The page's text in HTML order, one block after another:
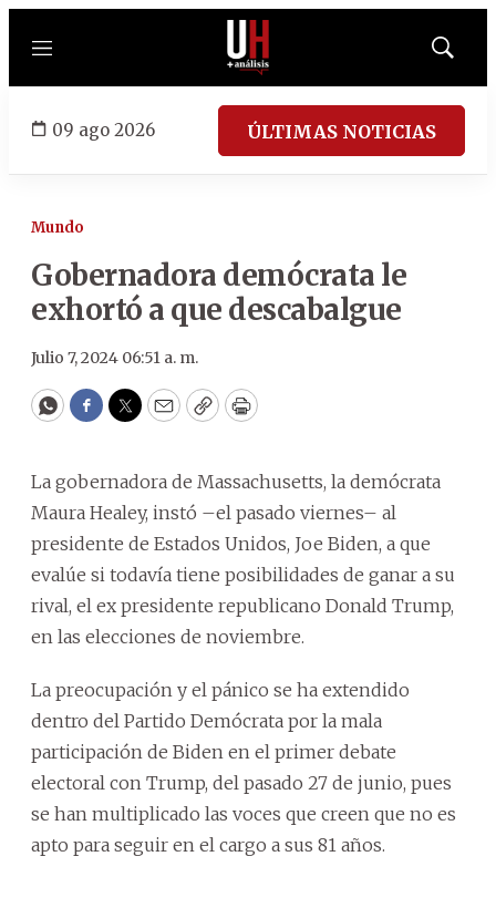
Menú
Mostrar
09 ago 2026 ÚLTIMAS NOTICIAS
Mundo
Gobernadora demócrata le
exhortó a que descabalgue
Julio 7, 2024 06:51 a. m.
WhatsApp
Facebook
Twitter
EmailCopyPrint
La gobernadora de Massachusetts, la demócrata
Maura Healey, instó –el pasado viernes– al
presidente de Estados Unidos, Joe Biden, a que
evalúe si todavía tiene posibilidades de ganar a su
rival, el ex presidente republicano Donald Trump,
en las elecciones de noviembre.
La preocupación y el pánico se ha extendido
dentro del Partido Demócrata por la mala
participación de Biden en el primer debate
electoral con Trump, del pasado 27 de junio, pues
se han multiplicado las voces que creen que no es
apto para seguir en el cargo a sus 81 años.